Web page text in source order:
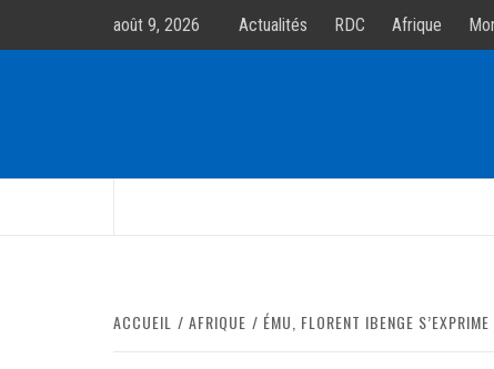
août 9, 2026 Actualités RDC Afrique
ACCUEIL AFRIQUE ÉMU, FLORENT IBENGE